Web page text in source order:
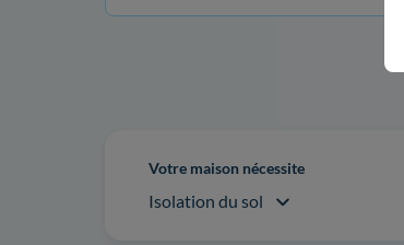
Votre maison nécessite
Isolation du sol